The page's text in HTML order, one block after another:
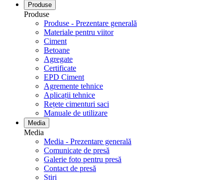
Produse
Produse
Produse - Prezentare generală
Materiale pentru viitor
Ciment
Betoane
Agregate
Certificate
EPD Ciment
Agremente tehnice
Aplicații tehnice
Rețete cimenturi saci
Manuale de utilizare
Media
Media
Media - Prezentare generală
Comunicate de presă
Galerie foto pentru ​​​​​​​presă
Contact de presă
Știri